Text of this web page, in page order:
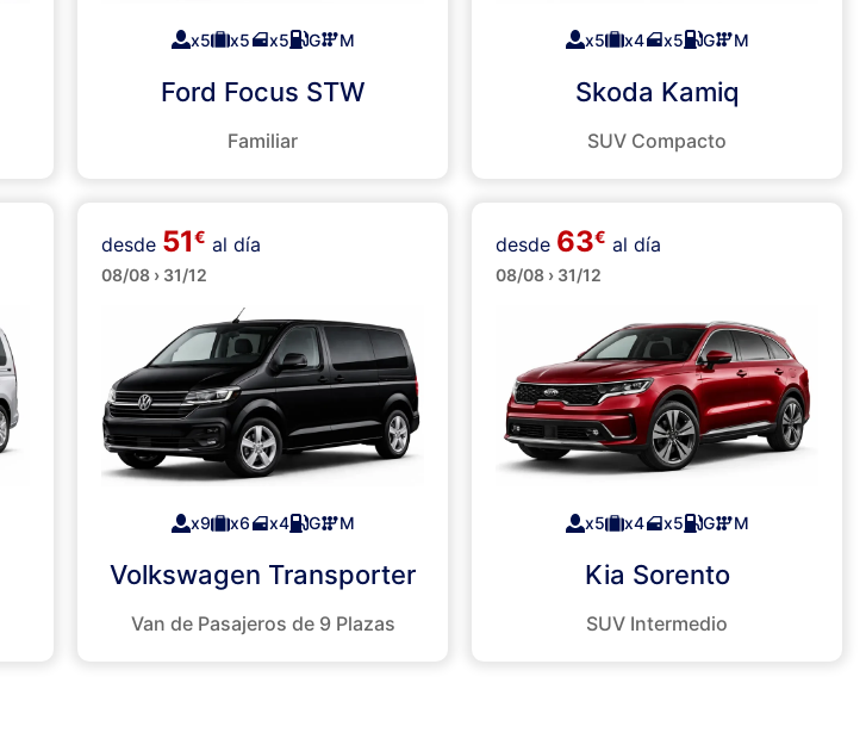
x5 x5 x5 G M
Ford Focus STW
Familiar
x5 x4 x5 G M
Skoda Kamiq
SUV Compacto
Minibuses
desde 51€ al día
08/08 › 31/12
x9 x6 x4 G M
Volkswagen Transporter
Van de Pasajeros de 9 Plazas
SUVs
desde 63€ al día
08/08 › 31/12
x5 x4 x5 G M
Kia Sorento
SUV Intermedio